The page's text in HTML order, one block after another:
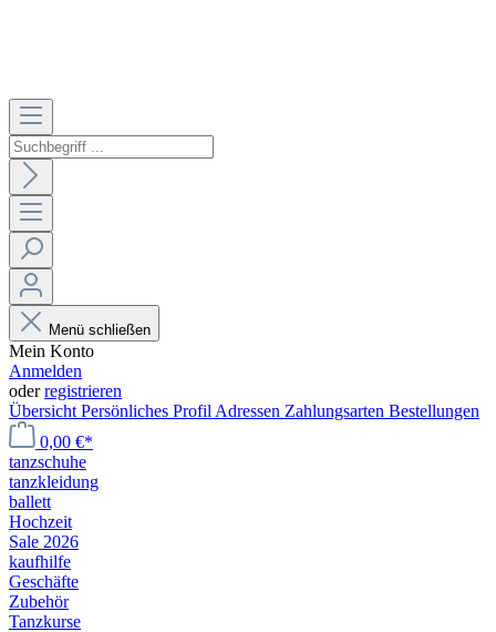
Menü schließen
Mein Konto
Anmelden
oderregistrieren
Übersicht Persönliches Profil Adressen Zahlungsarten Bestellungen
0,00 €*
tanzschuhe
tanzkleidung
ballett
Hochzeit
Sale 2026
kaufhilfe
Geschäfte
Zubehör
Tanzkurse